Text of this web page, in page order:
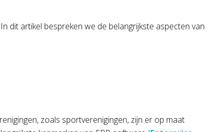
dit artikel bespreken we de belangrijkste aspecten van
zoals sportverenigingen, zijn er op maat